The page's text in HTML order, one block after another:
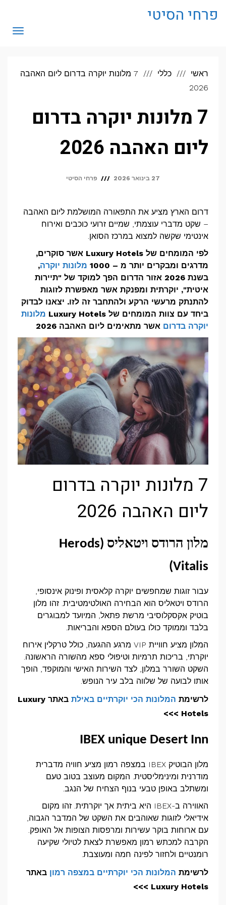
פרחי הסיטי
ראשי כללי
7 מלונות יוקרה בדרום ליום האהבה
2026
7 מלונות יוקרה בדרום
ליום האהבה 2026
27 בינואר 2026 פרחי הסיטי
דרום הארץ מציע את התפאורה המושלמת ליום האהבה
– שקט מדברי עוצמתי, שמיים זרועי כוכבים ואירוח
אינטימי שקשה למצוא במרכז הסואן.
לפי המומחים של Luxury Hotels אשר סוקרים,
מדרגים ומבקרים יותר מ – 1000
מלונות יוקרה,
בשנת 2026 אזור הדרום הפך למוקד של "תיירות
איטית", יוקרתית ומפנקת אשר מאפשרת לזוגות
להתנתק מרעשי הרקע ולהתחבר זה לזו. יצאנו לבדוק
ביחד עם צוות המומחים של Luxury Hotels
מלונות
יוקרה בדרום אשר מתאימים ליום האהבה 2026
7 מלונות יוקרה בדרום
ליום האהבה 2026
מלון הרודס ויטאליס (Herods
Vitalis
)
עבור זוגות שמחפשים יוקרה קלאסית ופינוק אינסופי,
הרודס ויטאליס הוא הבחירה האולטימטיבית. זהו מלון
בוטיק אקסקלוסיבי מרשת פתאל, המיועד למבוגרים
בלבד וממוקד כולו בעולם הספא והבריאות.
המלון מציע חוויית VIP מרגע ההגעה, כולל טרקלין אירוח
יוקרתי, בריכות תרמיות וטיפולי ספא מהשורה הראשונה.
השקט השורר במלון, לצד השירות האישי והמוקפד, הופך
אותו לבועה של שלווה בלב עיר הנופש.
לרשימת המלונות הכי יוקרתיים באילת
באתר Luxury
Hotels >>>
IBEX unique Desert Inn
מלון הבוטיק IBEX במצפה רמון מציע חוויה מדברית
מודרנית ומינימליסטית. המקום מעוצב בטוב טעם
ומשתלב באופן טבעי בנוף הצחיח של הנגב.
האווירה ב-IBEX היא ביתית אך יוקרתית. זהו מקום
אידיאלי לזוגות שאוהבים את השקט של המדבר הגבוה,
עם ארוחות בוקר עשירות ומרפסות הצופות אל האופק.
הקרבה למכתש רמון מאפשרת לצאת לטיולי שקיעה
רומנטיים ולחזור לפינה חמה ומעוצבת.
לרשימת המלונות הכי יוקרתיים במצפה רמון באתר
Luxury Hotels >>>